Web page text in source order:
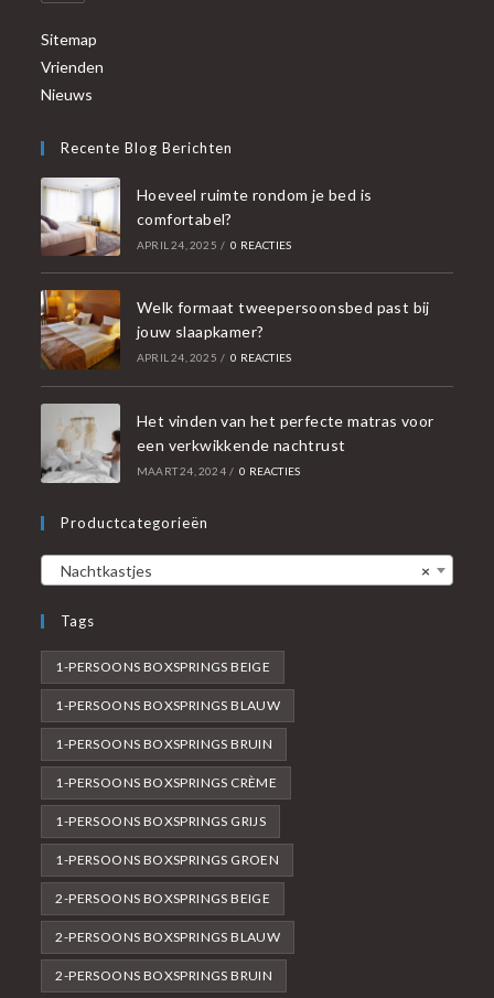
Sitemap
Vrienden
Nieuws
Recente Blog Berichten
Hoeveel ruimte rondom je bed is
comfortabel?
APRIL 24, 2025 / 0 REACTIES
Welk formaat tweepersoonsbed past bij
jouw slaapkamer?
APRIL 24, 2025 / 0 REACTIES
Het vinden van het perfecte matras voor
een verkwikkende nachtrust
MAART 24, 2024 / 0 REACTIES
Productcategorieën
×
Nachtkastjes
Tags
1-PERSOONS BOXSPRINGS BEIGE
1-PERSOONS BOXSPRINGS BLAUW
1-PERSOONS BOXSPRINGS BRUIN
1-PERSOONS BOXSPRINGS CRÈME
1-PERSOONS BOXSPRINGS GRIJS
1-PERSOONS BOXSPRINGS GROEN
2-PERSOONS BOXSPRINGS BEIGE
2-PERSOONS BOXSPRINGS BLAUW
2-PERSOONS BOXSPRINGS BRUIN